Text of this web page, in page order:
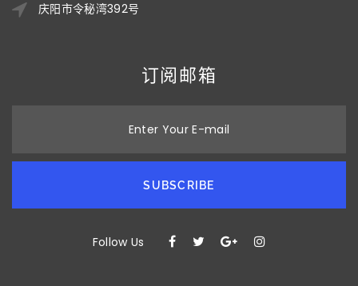
庆阳市令秘湾392号
订阅邮箱
Enter Your E-mail
SUBSCRIBE
Follow Us